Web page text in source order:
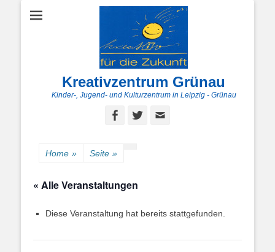
Kreativzentrum Grünau
Kinder-, Jugend- und Kulturzentrum in Leipzig - Grünau
Facebook
Twitter
Home » Seite »
« Alle Veranstaltungen
Diese Veranstaltung hat bereits stattgefunden.